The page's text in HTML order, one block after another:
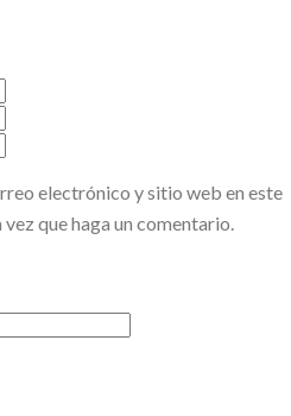
electrónico y sitio web en este
que haga un comentario.